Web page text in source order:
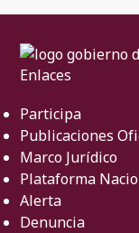
Enlaces
Participa
Publicaciones
Marco Jurídico
Plataforma
Alerta
Denuncia